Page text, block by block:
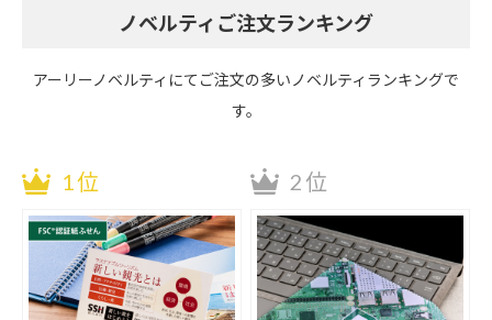
ノベルティご注文ランキング
アーリーノベルティにてご注文の多いノベルティランキングで
す。
1位 2位